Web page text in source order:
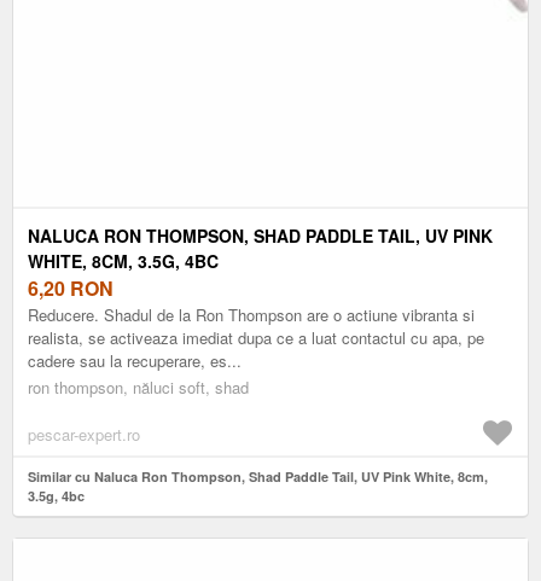
NALUCA RON THOMPSON, SHAD PADDLE TAIL, UV PINK
WHITE, 8CM, 3.5G, 4BC
6,20 RON
Reducere. Shadul de la Ron Thompson are o actiune vibranta si
realista, se activeaza imediat dupa ce a luat contactul cu apa, pe
cadere sau la recuperare, es...
ron thompson, năluci soft, shad
pescar-expert.ro
Similar cu Naluca Ron Thompson, Shad Paddle Tail, UV Pink White, 8cm,
3.5g, 4bc